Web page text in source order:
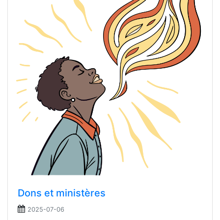
Dons et ministères
2025-07-06